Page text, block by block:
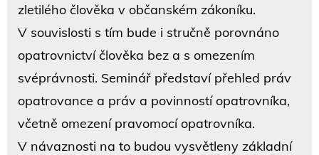
zletilého člověka v občanském zákoníku.
V souvislosti s tím bude i stručně porovnáno
opatrovnictví člověka bez a s omezením
svéprávnosti. Seminář představí přehled práv
opatrovance a práv a povinností opatrovníka,
včetně omezení pravomocí opatrovníka.
V návaznosti na to budou vysvětleny základní